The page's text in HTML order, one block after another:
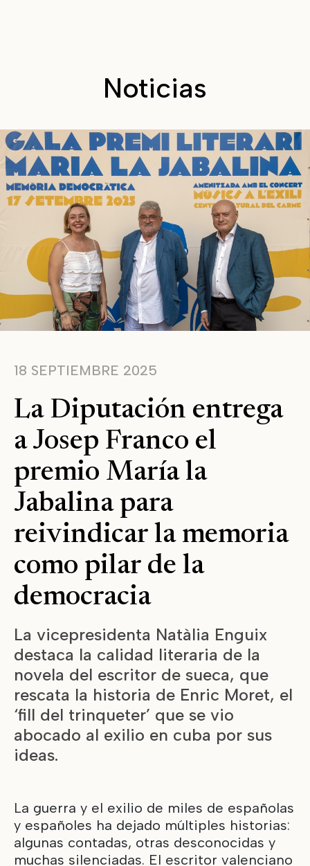
Noticias
18 SEPTIEMBRE 2025
La Diputación entrega
a Josep Franco el
premio María la
Jabalina para
reivindicar la memoria
como pilar de la
democracia
La vicepresidenta Natàlia Enguix
destaca la calidad literaria de la
novela del escritor de sueca, que
rescata la historia de Enric Moret, el
‘fill del trinqueter’ que se vio
abocado al exilio en cuba por sus
ideas.
La guerra y el exilio de miles de españolas
y españoles ha dejado múltiples historias:
algunas contadas, otras desconocidas y
muchas silenciadas. El escritor valenciano